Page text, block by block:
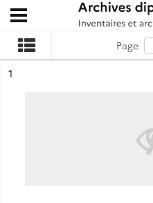
Archives diplomatiques
Ouvrir le menu déroulant
Page
n°
1